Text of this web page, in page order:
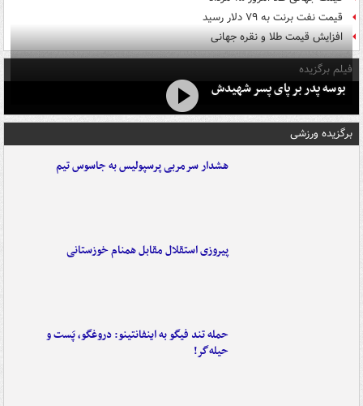
قیمت نفت برنت به ۷۹ دلار رسید
افزایش قیمت طلا و نقره جهانی
فیلم برگزیده
بوسه‌ پدر بر پای پسر شهیدش
برگزیده ورزشی
هشدار سرمربی پرسپولیس به جاسوس تیم
پیروزی استقلال مقابل همنام خوزستانی
حمله تند فیگو به اینفانتینو: دروغگو، پَست‌ و
حیله‌گر!